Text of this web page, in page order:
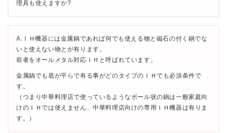
理具も使えますか?
A.ＩＨ機器には金属鍋であれば何でも使える物と磁石の付く鍋でな
いと使えない物とが有ります。
前者をオールメタル対応ＩＨと呼ばれています。
金属鍋でも底が平らで有る事がどのタイプのＩＨでも必須条件で
す。
（つまり中華料理店で使っているようなボール状の鍋は一般家庭向
けのＩＨでは使えません、中華料理店向けの専用ＩＨ機器は有りま
す。）